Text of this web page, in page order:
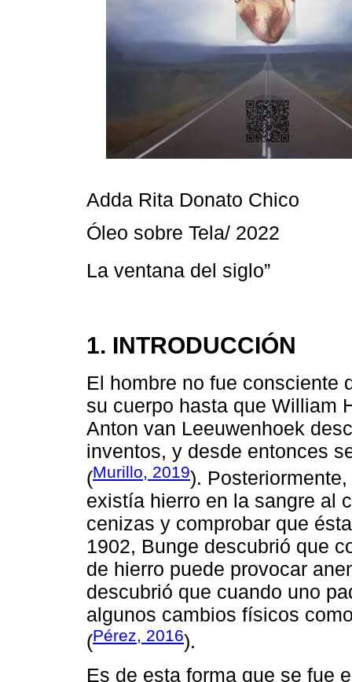
Adda Rita Donato Chico
Óleo sobre Tela/ 2022
La ventana del siglo”
1. INTRODUCCIÓN
El hombre no fue consciente
su cuerpo hasta que William
Anton van Leeuwenhoek
inventos, y desde entonces
(Murillo, 2019).
existía hierro en la sangre al
cenizas y comprobar que
1902, Bunge descubrió que
de hierro puede provocar
descubrió que cuando uno
algunos cambios físicos
(Pérez, 2016).
Es de esta forma que se fue